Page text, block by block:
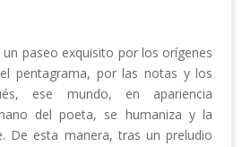
un paseo exquisito por los orígenes
pentagrama, por las notas y los
ese mundo, en apariencia
del poeta, se humaniza y la
De esta manera, tras un preludio